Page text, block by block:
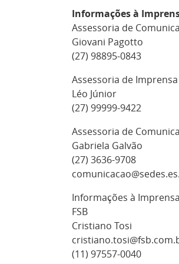
Informações à
Assessoria de
Giovani Pagotto
(27) 98895-0843
Assessoria de
Léo Júnior
(27) 99999-9422
Assessoria de
Gabriela Galvão
(27) 3636-9708
Informações à
FSB
Cristiano Tosi
(11) 97557-0040